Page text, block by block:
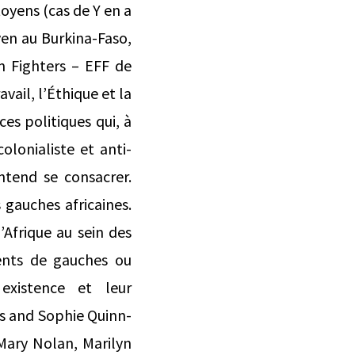
perspective socialiste, panafricaine, voire marxiste-léniniste, depuis Nkrumah jusqu’à Sankara en passant par l’Ethiopie (Tebebu, 2008 ; Zewde, 2014) ou encore la Tanzanie (Tordoff & Mazrui, 1972 ; Melchiorre, 2020). Enfin, on pourrait aussi s’interroger dans quelle mesure ces forces de gauche qui existaient dans la clandestinité ont pu jouer un rôle dans le processus d’ouverture et de mise en place de systèmes multipartisans dans les années 1990 (Koné, 1998). Il va de soi que la liste de ces questionnements n’est pas limitative et vise surtout à suggérer des pistes de réflexion. En combinant l’histoire sociale et l’histoire politique, il s’agit de mettre en lumière l’existence et le développement de mouvements, de partis, peu voire pas étudiés que ce soit sur le plan de leurs idéologies ou de leurs pratiques (Blum & alii, 2018 ; Bianchini, Sylla & Zeilig, 2023) mais aussi de figures militantes moins connues ou très peu étudiées en tant qu’acteurs politiques, comme dans le cas de Cheikh Anta Diop (Boukari Yabara & Mourre, 2023). Sur le plan de l’histoire sociale, il faudrait tenter de donner un aperçu de l’implantation de ces partis ou mouvements au sein de la société, en posant notamment des questions telles que celle de l’implantation de ces partis se réclamant du mouvement ouvrier dans le prolétariat urbain et rural (Fall & alii, 2001) ou encore celle de la place des femmes dans ces mouvements de gauche (Abassade, 2021) ou éventuellement celle d’autres catégories : « ethniques », « raciales » « confessionnelles » (Beckman, 2022). Une autre démarche intéressante sur le plan de l’histoire politique voire de la sociologie politique serait de se pencher sur les relations entre ces formations de gauche et d’autres mouvements sociaux comme les mouvements étudiants, comme dans le cas du Niger (Smirnova, 2015) ou de la jeunesse du Congo (Kiriakou, 2019). Enfin, il sera toujours utile de procéder à un inventaire et une analyse des pratiques militantes